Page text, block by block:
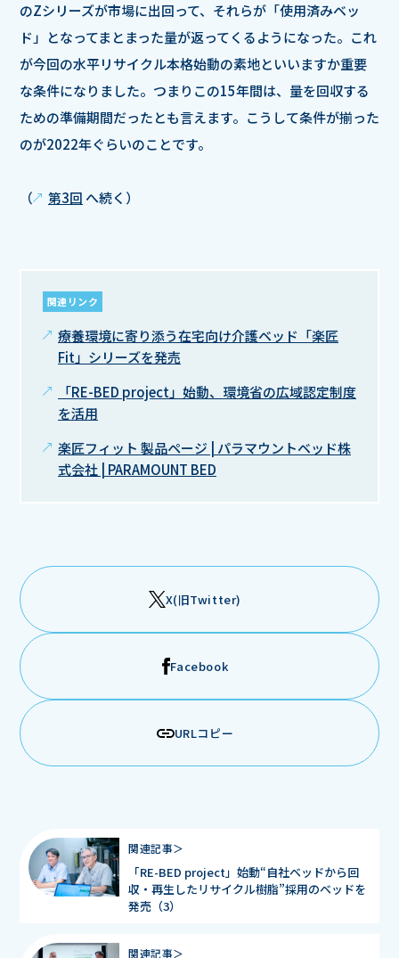
のZシリーズが市場に出回って、それらが「使用済みベッ
ド」となってまとまった量が返ってくるようになった。これ
が今回の水平リサイクル本格始動の素地といいますか重要
な条件になりました。つまりこの15年間は、量を回収する
ための準備期間だったとも言えます。こうして条件が揃った
のが2022年ぐらいのことです。
（ 第3回 へ続く）
関連リンク
療養環境に寄り添う在宅向け介護ベッド「楽匠
Fit」シリーズを発売
「RE-BED project」始動、環境省の広域認定制度
を活用
楽匠フィット 製品ページ | パラマウントベッド株
式会社 | PARAMOUNT BED
X(旧Twitter)
Facebook
URLコピー
関連記事＞
「RE-BED project」始動“自社ベッドから回
収・再生したリサイクル樹脂”採用のベッドを
発売（3）
関連記事＞